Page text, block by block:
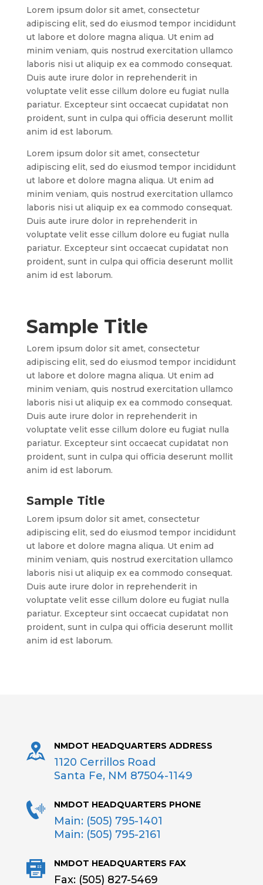
Lorem ipsum dolor sit amet, consectetur
adipiscing elit, sed do eiusmod tempor incididunt
ut labore et dolore magna aliqua. Ut enim ad
minim veniam, quis nostrud exercitation ullamco
laboris nisi ut aliquip ex ea commodo consequat.
Duis aute irure dolor in reprehenderit in
voluptate velit esse cillum dolore eu fugiat nulla
pariatur. Excepteur sint occaecat cupidatat non
proident, sunt in culpa qui officia deserunt mollit
anim id est laborum.
Lorem ipsum dolor sit amet, consectetur
adipiscing elit, sed do eiusmod tempor incididunt
ut labore et dolore magna aliqua. Ut enim ad
minim veniam, quis nostrud exercitation ullamco
laboris nisi ut aliquip ex ea commodo consequat.
Duis aute irure dolor in reprehenderit in
voluptate velit esse cillum dolore eu fugiat nulla
pariatur. Excepteur sint occaecat cupidatat non
proident, sunt in culpa qui officia deserunt mollit
anim id est laborum.
Sample Title
Lorem ipsum dolor sit amet, consectetur
adipiscing elit, sed do eiusmod tempor incididunt
ut labore et dolore magna aliqua. Ut enim ad
minim veniam, quis nostrud exercitation ullamco
laboris nisi ut aliquip ex ea commodo consequat.
Duis aute irure dolor in reprehenderit in
voluptate velit esse cillum dolore eu fugiat nulla
pariatur. Excepteur sint occaecat cupidatat non
proident, sunt in culpa qui officia deserunt mollit
anim id est laborum.
Sample Title
Lorem ipsum dolor sit amet, consectetur
adipiscing elit, sed do eiusmod tempor incididunt
ut labore et dolore magna aliqua. Ut enim ad
minim veniam, quis nostrud exercitation ullamco
laboris nisi ut aliquip ex ea commodo consequat.
Duis aute irure dolor in reprehenderit in
voluptate velit esse cillum dolore eu fugiat nulla
pariatur. Excepteur sint occaecat cupidatat non
proident, sunt in culpa qui officia deserunt mollit
anim id est laborum.
NMDOT HEADQUARTERS ADDRESS
1120 Cerrillos Road
Santa Fe, NM 87504-1149
NMDOT HEADQUARTERS PHONE
Main: (505) 795-1401
Main: (505) 795-2161
NMDOT HEADQUARTERS FAX
Fax: (505) 827-5469